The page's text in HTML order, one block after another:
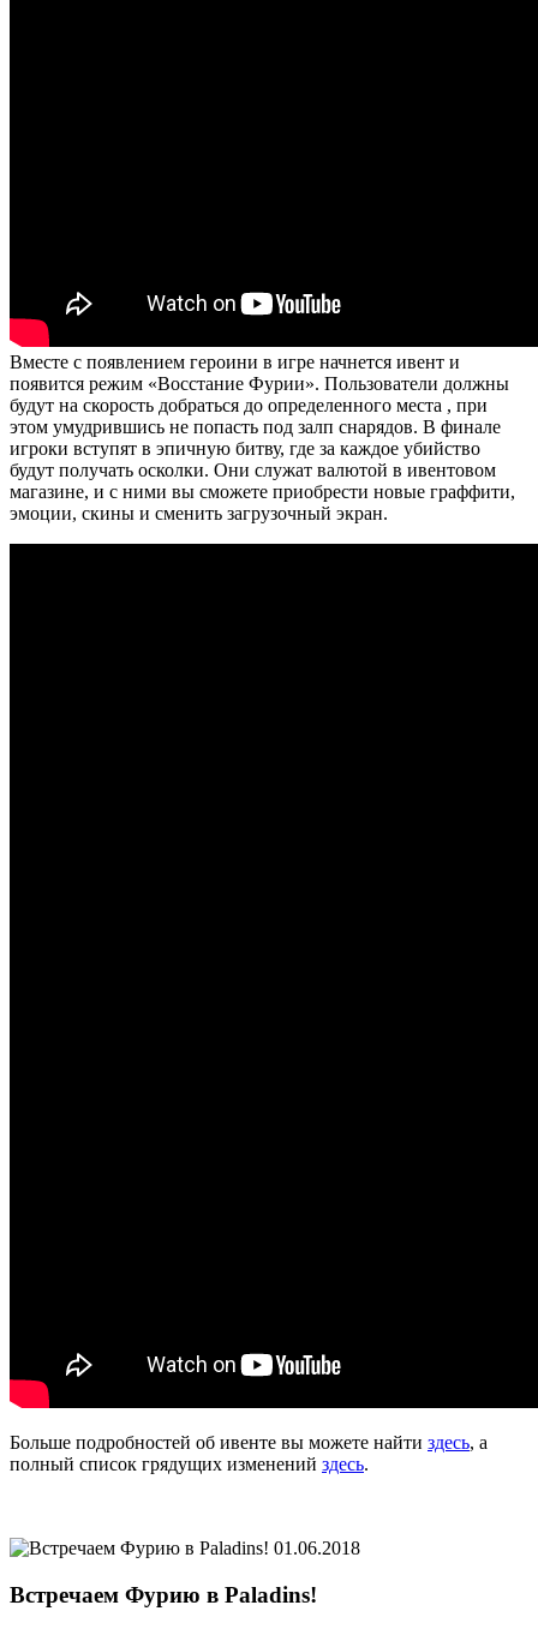
Вместе с появлением героини в игре начнется ивент и
появится режим «Восстание Фурии». Пользователи должны
будут на скорость добраться до определенного места , при
этом умудрившись не попасть под залп снарядов. В финале
игроки вступят в эпичную битву, где за каждое убийство
будут получать осколки. Они служат валютой в ивентовом
магазине, и с ними вы сможете приобрести новые граффити,
эмоции, скины и сменить загрузочный экран.
Больше подробностей об ивенте вы можете найти здесь, а
полный список грядущих изменений здесь.
01.06.2018
Встречаем Фурию в Paladins!